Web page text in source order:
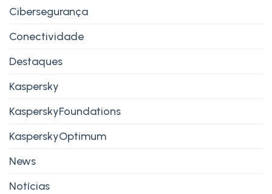
Cibersegurança
Conectividade
Destaques
Kaspersky
KasperskyFoundations
KasperskyOptimum
News
Notícias